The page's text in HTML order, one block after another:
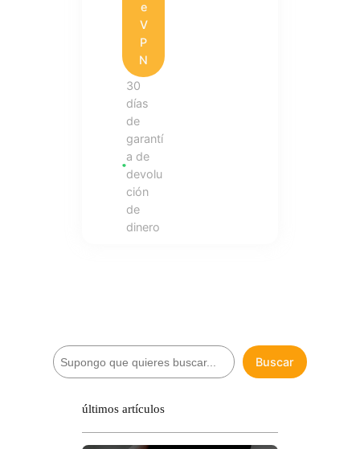
e
V
P
N
30
días
de
garantí
a de
devolu
ción
de
dinero
B
u
Buscar
últimos artículos